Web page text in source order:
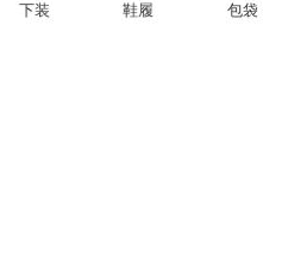
下装 鞋履 包袋